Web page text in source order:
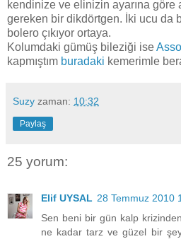
kendinize ve elinizin ayarına göre
gereken bir dikdörtgen. İki ucu da
bolero çıkıyor ortaya.
Kolumdaki gümüş bileziği ise
kapmıştım buradaki kemerimle
Suzy zaman: 10:32
Paylaş
25 yorum:
Elif UYSAL 28 Temmuz 2010
Sen beni bir gün kalp
ne kadar tarz ve güzel bir